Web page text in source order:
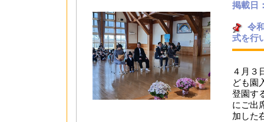
掲載日
令
式を行
４月３
ども園
登園す
にご出
加した